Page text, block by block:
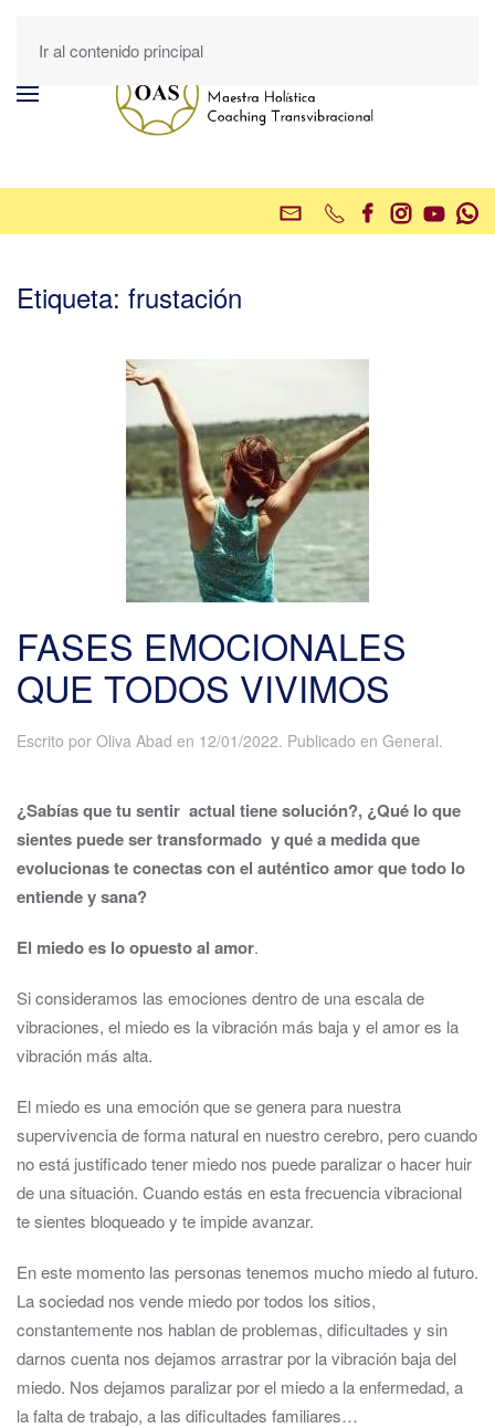
Ir al contenido principal
Etiqueta: frustación
FASES EMOCIONALES
QUE TODOS VIVIMOS
Escrito por Oliva Abad en 12/01/2022. Publicado en General.
¿Sabías que tu sentir actual tiene solución?, ¿Qué lo que
sientes puede ser transformado y qué a medida que
evolucionas te conectas con el auténtico amor que todo lo
entiende y sana?
El miedo es lo opuesto al amor.
Si consideramos las emociones dentro de una escala de
vibraciones, el miedo es la vibración más baja y el amor es la
vibración más alta.
El miedo es una emoción que se genera para nuestra
supervivencia de forma natural en nuestro cerebro, pero cuando
no está justificado tener miedo nos puede paralizar o hacer huir
de una situación. Cuando estás en esta frecuencia vibracional
te sientes bloqueado y te impide avanzar.
En este momento las personas tenemos mucho miedo al futuro.
La sociedad nos vende miedo por todos los sitios,
constantemente nos hablan de problemas, dificultades y sin
darnos cuenta nos dejamos arrastrar por la vibración baja del
miedo. Nos dejamos paralizar por el miedo a la enfermedad, a
la falta de trabajo, a las dificultades familiares…